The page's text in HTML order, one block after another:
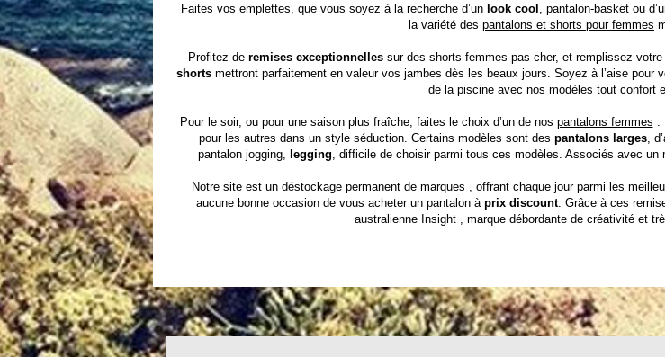
Faites vos emplettes, que vous soyez à la recherche d’un look cool , pantalon-basket ou
la variété des pantalons et shorts pour femmes
Profitez de remises exceptionnellessur des shorts femmes pas cher, et remplissez
shorts mettront parfaitement en valeur vos jambes dès les beaux jours. Soyez à l’aise
de la piscine avec nos modèles tout confort
Pour le soir, ou pour une saison plus fraîche, faites le choix d’un de nos pantalons femmes .
pour les autres dans un style séduction. Certains modèles sont des pantalons larges,
pantalon jogging,
legging , difficile de choisir parmi tous ces modèles. Associés avec un
Notre site est un déstockage permanent de marques , offrant chaque jour parmi les
aucune bonne occasion de vous acheter un pantalon à prix discount. Grâce à ces
australienne Insight, marque débordante de créativité et